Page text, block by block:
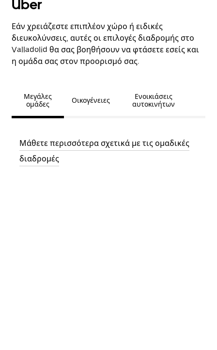
Uber
Εάν χρειάζεστε επιπλέον χώρο ή ειδικές
διευκολύνσεις, αυτές οι επιλογές διαδρομής στο
Valladolid θα σας βοηθήσουν να φτάσετε εσείς και
η ομάδα σας στον προορισμό σας.
Μεγάλες
ομάδες
Οικογένειες
Ενοικιάσεις
αυτοκινήτων
Μάθετε περισσότερα σχετικά με τις ομαδικές
διαδρομές